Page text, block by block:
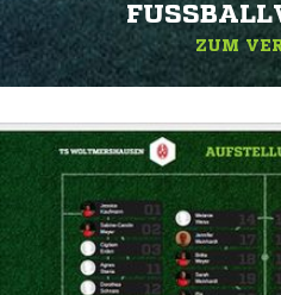
ZUM